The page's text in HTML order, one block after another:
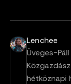
Lenchee
Üveges-
hétköznapi